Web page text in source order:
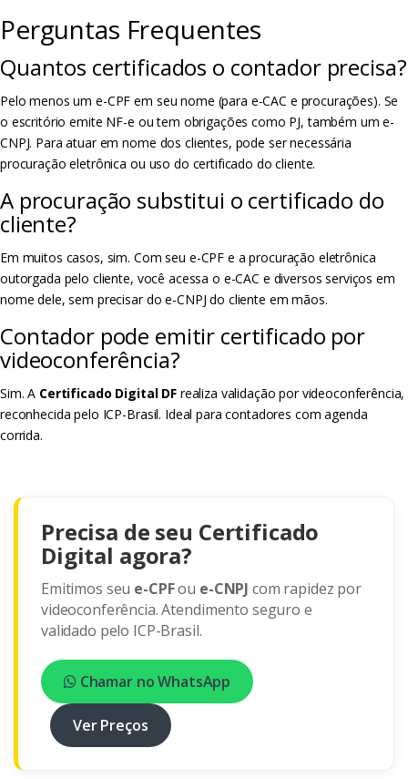
Perguntas Frequentes
Quantos certificados o contador precisa?
Pelo menos um e-CPF em seu nome (para e-CAC e procurações). Se
o escritório emite NF-e ou tem obrigações como PJ, também um e-
CNPJ. Para atuar em nome dos clientes, pode ser necessária
procuração eletrônica ou uso do certificado do cliente.
A procuração substitui o certificado do
cliente?
Em muitos casos, sim. Com seu e-CPF e a procuração eletrônica
outorgada pelo cliente, você acessa o e-CAC e diversos serviços em
nome dele, sem precisar do e-CNPJ do cliente em mãos.
Contador pode emitir certificado por
videoconferência?
Sim. A Certificado Digital DFrealiza validação por videoconferência,
reconhecida pelo ICP-Brasil. Ideal para contadores com agenda
corrida.
Precisa de seu Certificado
Digital agora?
Emitimos seu e-CPFou e-CNPJ com rapidez por
videoconferência. Atendimento seguro e
validado pelo ICP-Brasil.
Chamar no WhatsApp
Ver Preços